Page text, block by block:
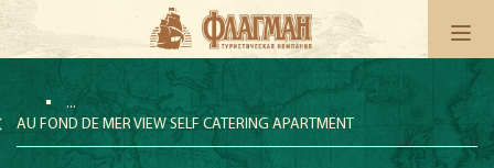
AU FOND DE MER VIEW SELF CATERING APARTMENT